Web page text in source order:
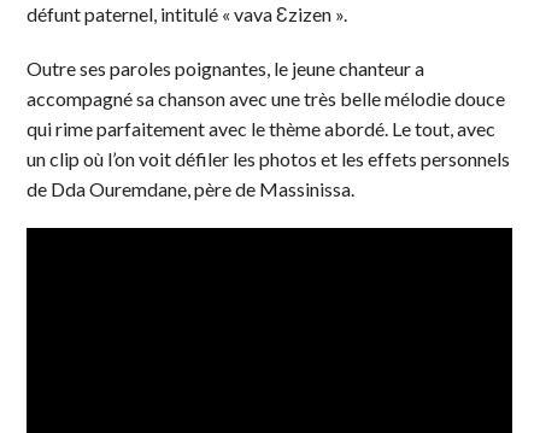
défunt paternel, intitulé « vava Ɛzizen ».
Outre ses paroles poignantes, le jeune chanteur a
accompagné sa chanson avec une très belle mélodie douce
qui rime parfaitement avec le thème abordé. Le tout, avec
un clip où l’on voit défiler les photos et les effets personnels
de Dda Ouremdane, père de Massinissa.